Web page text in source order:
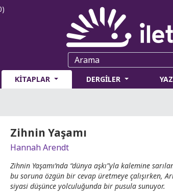
)
KİTAPLAR DERGİLER
Zihnin Yaşamı
Hannah Arendt
Zihnin Yaşamı’nda “dünya aşkı”yla kalemine
bu soruna özgün bir cevap üretmeye çalışırken,
siyasi düşünce yolculuğunda bir pusula sunuyor.